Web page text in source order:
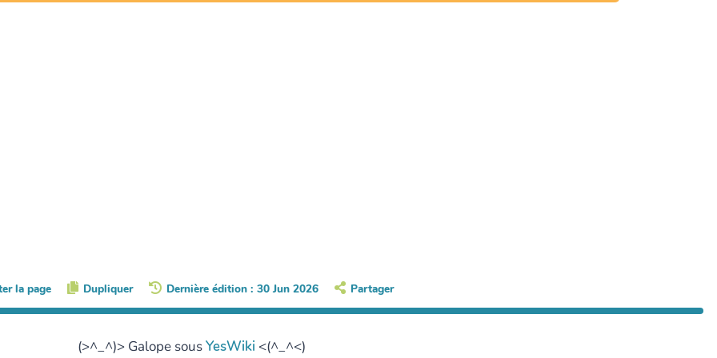
la page Dupliquer Dernière édition : 30 Jun 2026 Partager
(>^_^)> Galope sousYesWiki <(^_^<)